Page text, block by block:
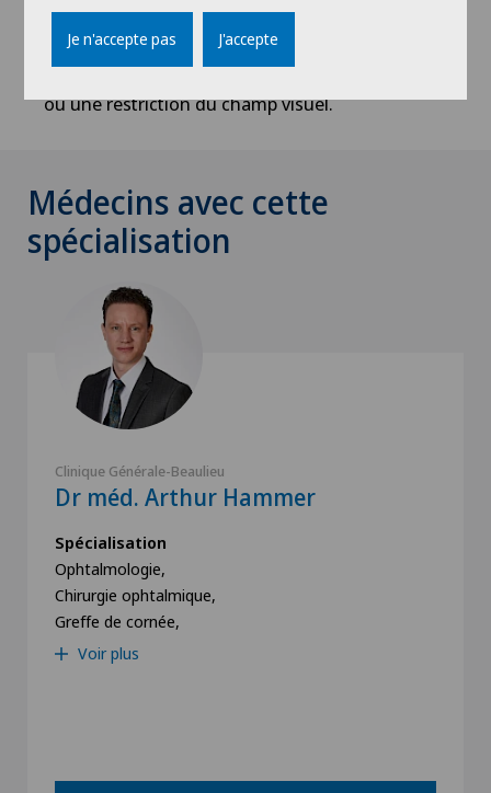
esthétique, ils peuvent aussi entraîner une
ou une restriction du champ visuel.
Médecins avec cette
spécialisation
Clinique Générale-Beaulieu
Dr méd. Arthur Hammer
Spécialisation
Ophtalmologie,
Chirurgie ophtalmique,
Greffe de cornée,
Voir plus
Je n'accepte pas J'accepte